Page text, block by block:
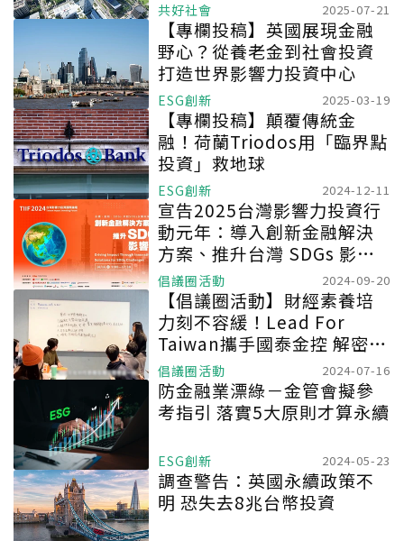
共好社會 2025-07-21
【專欄投稿】英國展現金融
野心？從養老金到社會投資
打造世界影響力投資中心
ESG創新 2025-03-19
【專欄投稿】顛覆傳統金
融！荷蘭Triodos用「臨界點
投資」救地球
ESG創新 2024-12-11
宣告2025台灣影響力投資行
動元年：導入創新金融解決
方案、推升台灣 SDGs 影響
力
倡議圈活動 2024-09-20
【倡議圈活動】財經素養培
力刻不容緩！Lead For
Taiwan攜手國泰金控 解密思
辨時代人才趨勢
倡議圈活動 2024-07-16
防金融業漂綠－金管會擬參
考指引 落實5大原則才算永續
ESG創新 2024-05-23
調查警告：英國永續政策不
明 恐失去8兆台幣投資